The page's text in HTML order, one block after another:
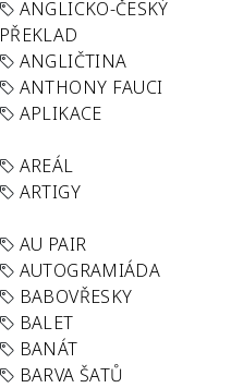
ANGLICKO-ČESKÝ
PŘEKLAD
ANGLIČTINA
ANTHONY FAUCI
APLIKACE
AREÁL
ARTIGY
AU PAIR
AUTOGRAMIÁDA
BABOVŘESKY
BALET
BANÁT
BARVA ŠATŮ